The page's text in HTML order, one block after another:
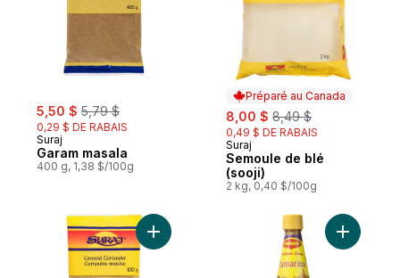
sale:
5,50 $ , formerly:
5,79 $
0,29 $ DE RABAIS
Suraj
Garam masala
400 g, 1,38 $/100g
Préparé au Canada
sale:
8,00 $ , formerly:
8,49 $
0,49 $ DE RABAIS
Préparé au Canada
Suraj
Semoule de blé
(sooji)
2 kg, 0,40 $/100g
Ajouter Coriandre moulue (Pisa Dhaniya)
Ajouter